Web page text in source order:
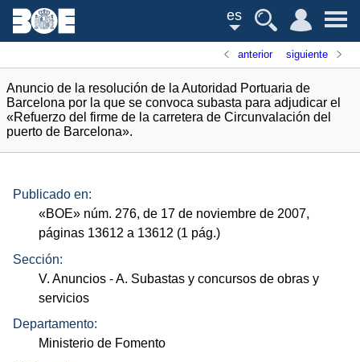
es
anterior siguiente
Anuncio de la resolución de la Autoridad Portuaria de
Barcelona por la que se convoca subasta para adjudicar el
«Refuerzo del firme de la carretera de Circunvalación del
puerto de Barcelona».
Publicado en:
«BOE» núm. 276, de 17 de noviembre de 2007,
páginas 13612 a 13612 (1 pág.)
Sección:
V. Anuncios - A. Subastas y concursos de obras y
servicios
Departamento:
Ministerio de Fomento